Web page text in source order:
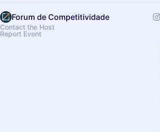
Forum de Competitividade
Contact the Host
Report Event